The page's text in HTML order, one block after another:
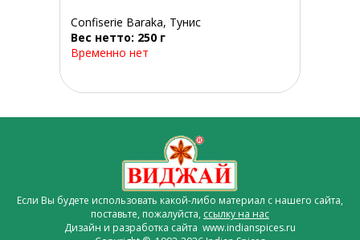
Confiserie Baraka, Тунис
Вес нетто: 250 г
Временно нет
Если Вы будете использовать какой-либо материал с нашего сайта,
поставьте, пожалуйста, ссылку на нас
Дизайн и разработка сайта www.indianspices.ru